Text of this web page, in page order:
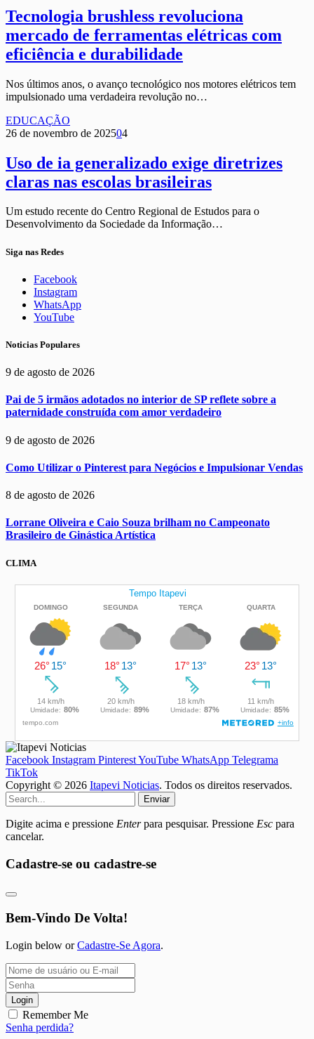
Tecnologia brushless revoluciona
mercado de ferramentas elétricas com
eficiência e durabilidade
Nos últimos anos, o avanço tecnológico nos motores elétricos tem
impulsionado uma verdadeira revolução no…
EDUCAÇÃO
26 de novembro de 202504
Uso de ia generalizado exige diretrizes
claras nas escolas brasileiras
Um estudo recente do Centro Regional de Estudos para o
Desenvolvimento da Sociedade da Informação…
Siga nas Redes
Facebook
Instagram
WhatsApp
YouTube
Noticias Populares
9 de agosto de 2026
Pai de 5 irmãos adotados no interior de SP reflete sobre a
paternidade construída com amor verdadeiro
9 de agosto de 2026
Como Utilizar o Pinterest para Negócios e Impulsionar Vendas
8 de agosto de 2026
Lorrane Oliveira e Caio Souza brilham no Campeonato
Brasileiro de Ginástica Artística
CLIMA
Facebook Instagram PinterestYouTube WhatsApp Telegrama
TikTok
Copyright © 2026 Itapevi Noticias. Todos os direitos reservados.
Enviar
Digite acima e pressione Enterpara pesquisar. Pressione Esc para
cancelar.
Cadastre-se ou cadastre-se
Bem-Vindo De Volta!
Login below orCadastre-Se Agora.
Login
Remember Me
Senha perdida?